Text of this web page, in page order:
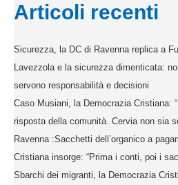
Articoli recenti
Sicurezza, la DC di Ravenna replica a
Lavezzola e la sicurezza dimenticata:
servono responsabilità e decisioni
Caso Musiani, la Democrazia Cristiana:
risposta della comunità. Cervia non sia
Ravenna :Sacchetti dell’organico a
Cristiana insorge: “Prima i conti, poi i
Sbarchi dei migranti, la Democrazia